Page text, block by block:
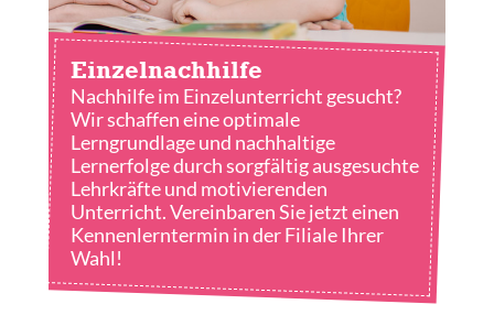
Einzel­nachhilfe
Nachhilfe im Einzelunterricht gesucht?
Wir schaffen eine optimale
Lerngrundlage und nachhaltige
Lernerfolge durch sorgfältig ausgesuchte
Lehrkräfte und motivierenden
Unterricht. Vereinbaren Sie jetzt einen
Kennenlerntermin in der Filiale Ihrer
Wahl!